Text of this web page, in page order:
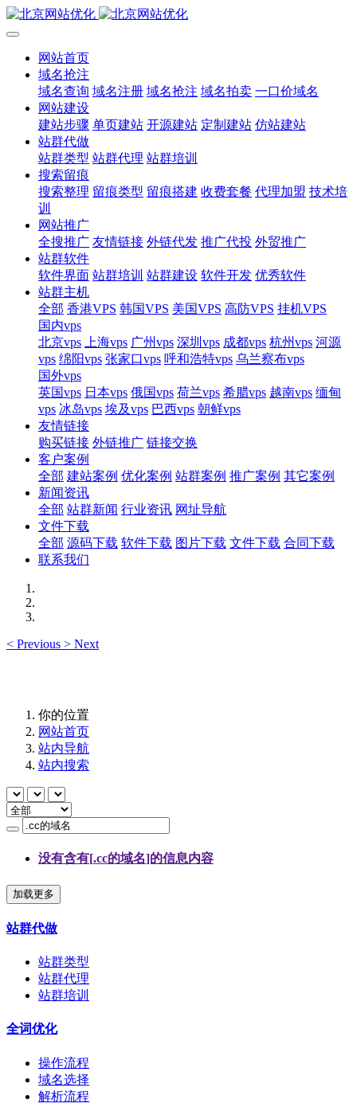
网站首页
域名抢注
域名查询 域名注册 域名抢注 域名拍卖 一口价域名
网站建设
建站步骤 单页建站 开源建站 定制建站 仿站建站
站群代做
站群类型 站群代理 站群培训
搜索留痕
搜索整理 留痕类型 留痕搭建 收费套餐 代理加盟 技术培
训
网站推广
全搜推广 友情链接 外链代发 推广代投 外贸推广
站群软件
软件界面 站群培训 站群建设 软件开发 优秀软件
站群主机
全部 香港VPS 韩国VPS 美国VPS 高防VPS 挂机VPS
国内vps
北京vps
上海vps 广州vps 深圳vps 成都vps 杭州vps 河源
vps 绵阳vps 张家口vps 呼和浩特vps 乌兰察布vps
国外vps
英国vps 日本vps 俄国vps 荷兰vps 希腊vps 越南vps 缅甸
vps 冰岛vps 埃及vps 巴西vps 朝鲜vps
友情链接
购买链接 外链推广 链接交换
客户案例
全部 建站案例 优化案例 站群案例 推广案例 其它案例
新闻资讯
全部 站群新闻 行业资讯 网址导航
文件下载
全部 源码下载 软件下载 图片下载 文件下载 合同下载
联系我们
< Previous > Next
你的位置
网站首页
站内导航
站内搜索
没有含有[.cc的域名]的信息内容
加载更多
站群代做
站群类型
站群代理
站群培训
全词优化
操作流程
域名选择
解析流程